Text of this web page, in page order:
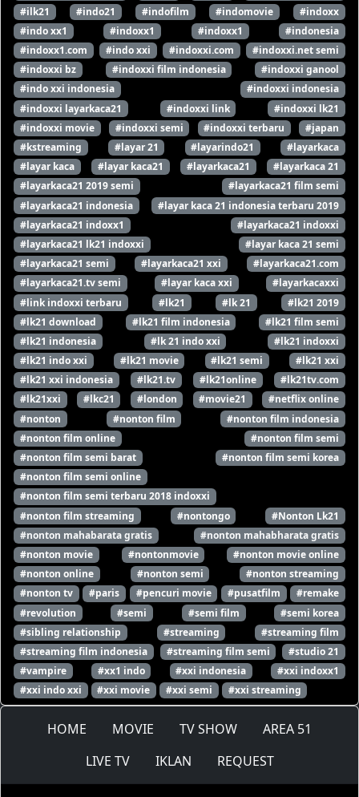
#ilk21
#indo21 #indofilm #indomovie
#indoxx
#indo xx1
#indoxx1 #indoxx1
#indonesia
#indoxx1.com
#indo xxi #indoxxi.com
#indoxxi.net semi
#indoxxi bz
#indoxxi film indonesia
#indoxxi ganool
#indo xxi indonesia
#indoxxi indonesia
#indoxxi layarkaca21
#indoxxi link
#indoxxi lk21
#indoxxi movie
#indoxxi semi #indoxxi terbaru
#japan
#kstreaming
#layar 21 #layarindo21
#layarkaca
#layar kaca
#layar kaca21 #layarkaca21
#layarkaca 21
#layarkaca21 2019 semi
#layarkaca21 film semi
#layarkaca21 indonesia
#layar kaca 21 indonesia terbaru 2019
#layarkaca21 indoxx1
#layarkaca21 indoxxi
#layarkaca21 lk21 indoxxi
#layar kaca 21 semi
#layarkaca21 semi
#layarkaca21 xxi
#layarkaca21.com
#layarkaca21.tv semi
#layar kaca xxi
#layarkacaxxi
#link indoxxi terbaru
#lk21 #lk 21
#lk21 2019
#lk21 download
#lk21 film indonesia
#lk21 film semi
#lk21 indonesia
#lk 21 indo xxi
#lk21 indoxxi
#lk21 indo xxi
#lk21 movie #lk21 semi
#lk21 xxi
#lk21 xxi indonesia
#lk21.tv #lk21online
#lk21tv.com
#lk21xxi
#lkc21 #london #movie21
#netflix online
#nonton
#nonton film
#nonton film indonesia
#nonton film online
#nonton film semi
#nonton film semi barat
#nonton film semi korea
#nonton film semi online
#nonton film semi terbaru 2018 indoxxi
#nonton film streaming
#nontongo
#Nonton Lk21
#nonton mahabarata gratis
#nonton mahabharata gratis
#nonton movie
#nontonmovie
#nonton movie online
#nonton online
#nonton semi
#nonton streaming
#nonton tv
#paris #pencuri movie #pusatfilm
#remake
#revolution
#semi #semi film
#semi korea
#sibling relationship
#streaming
#streaming film
#streaming film indonesia
#streaming film semi
#studio 21
#vampire
#xx1 indo #xxi indonesia
#xxi indoxx1
#xxi indo xxi
#xxi movie #xxi semi #xxi streaming
HOME MOVIE TV SHOW
AREA 51
LIVE TV
IKLAN REQUEST